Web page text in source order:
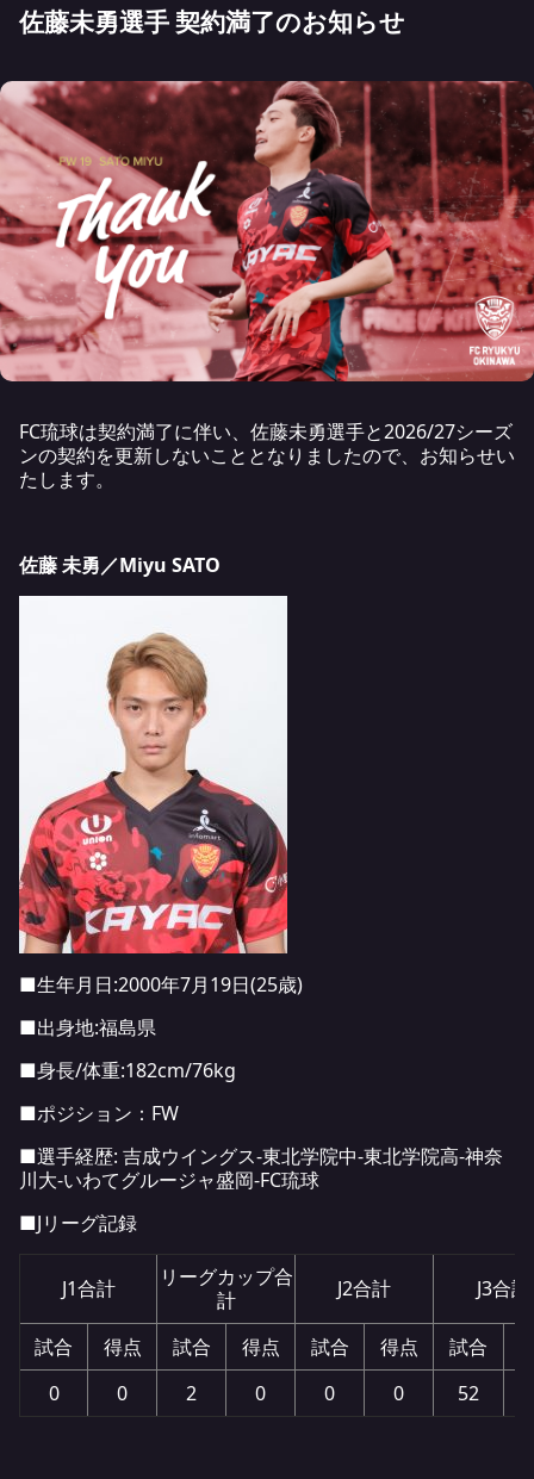
佐藤未勇選手 契約満了のお知らせ
FC琉球は契約満了に伴い、佐藤未勇選手と2026/27シーズ
ンの契約を更新しないこととなりましたので、お知らせい
たします。
佐藤 未勇／Miyu SATO
■生年月日:2000年7月19日(25歳)
■出身地:福島県
■身長/体重:182cm/76kg
■ポジション：FW
■選手経歴: 吉成ウイングス-東北学院中-東北学院高-神奈
川大-いわてグルージャ盛岡-FC琉球
■Jリーグ記録
J1合計
リーグカップ合
計
J2合計 J3合計
試合 得点 試合 得点 試合 得点 試合
0
0 2 0 0 0 52